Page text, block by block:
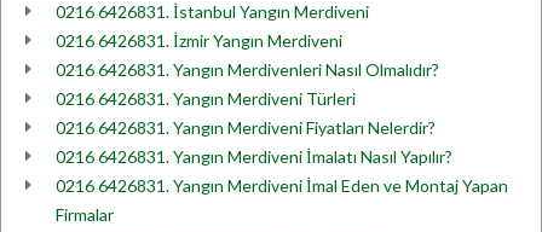
0216 6426831. İstanbul Yangın Merdiveni
0216 6426831. İzmir Yangın Merdiveni
0216 6426831. Yangın Merdivenleri Nasıl Olmalıdır?
0216 6426831. Yangın Merdiveni Türleri
0216 6426831. Yangın Merdiveni Fiyatları Nelerdir?
0216 6426831. Yangın Merdiveni İmalatı Nasıl Yapılır?
0216 6426831. Yangın Merdiveni İmal Eden ve Montaj Yapan
Firmalar